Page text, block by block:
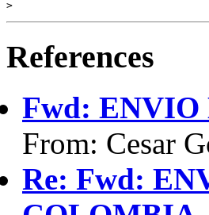
References
Fwd: ENVIO
From: Cesar
Re: Fwd: